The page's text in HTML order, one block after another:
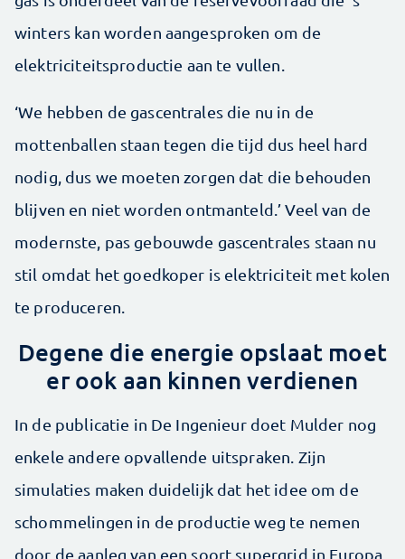
winters kan worden aangesproken om de
elektriciteitsproductie aan te vullen.
‘We hebben de gascentrales die nu in de
mottenballen staan tegen die tijd dus heel hard
nodig, dus we moeten zorgen dat die behouden
blijven en niet worden ontmanteld.’ Veel van de
modernste, pas gebouwde gascentrales staan nu
stil omdat het goedkoper is elektriciteit met kolen
te produceren.
Degene die energie opslaat moet
er ook aan kinnen verdienen
In de publicatie in De Ingenieur doet Mulder nog
enkele andere opvallende uitspraken. Zijn
simulaties maken duidelijk dat het idee om de
schommelingen in de productie weg te nemen
door de aanleg van een soort supergrid in Europa,